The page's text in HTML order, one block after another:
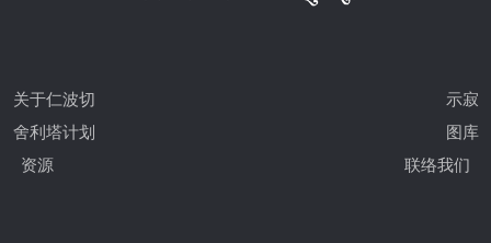
关于仁波切
示寂
舍利塔计划
图库
资源
联络我们